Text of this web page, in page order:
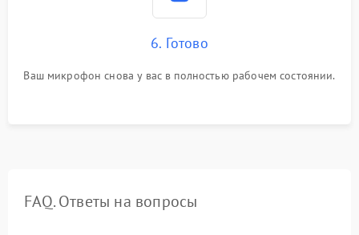
6. Готово
Ваш микрофон снова у вас в полностью рабочем состоянии.
FAQ. Ответы на вопросы